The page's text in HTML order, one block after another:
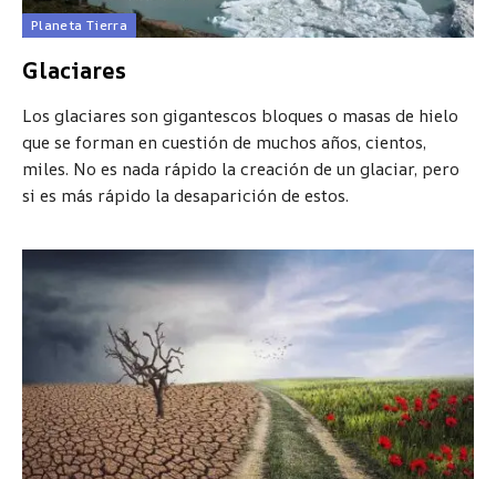
Planeta Tierra
Glaciares
Los glaciares son gigantescos bloques o masas de hielo
que se forman en cuestión de muchos años, cientos,
miles. No es nada rápido la creación de un glaciar, pero
si es más rápido la desaparición de estos.